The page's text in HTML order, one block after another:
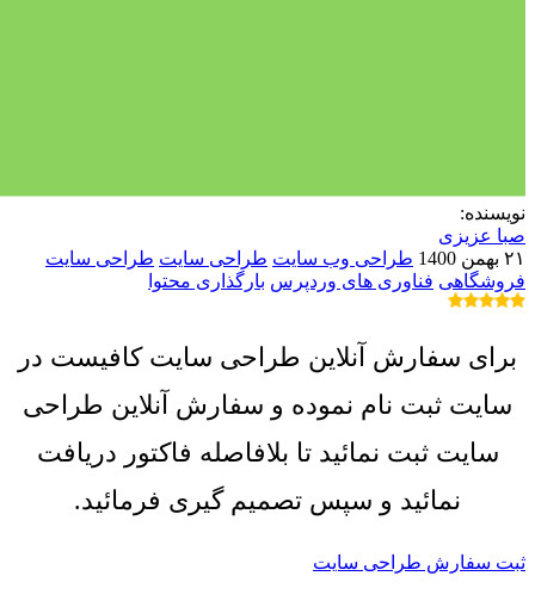
نویسنده:
صبا عزیزی
۲۱ بهمن 1400
طراحی وب سایت طراحی سایت طراحی سایت
فروشگاهی فناوری های وردپرس بارگذاری محتوا
برای سفارش آنلاین طراحی سایت کافیست در
سایت ثبت نام نموده و سفارش آنلاین طراحی
سایت ثبت نمائید تا بلافاصله فاکتور دریافت
نمائید و سپس تصمیم گیری فرمائید.
ثبت سفارش طراحی سایت